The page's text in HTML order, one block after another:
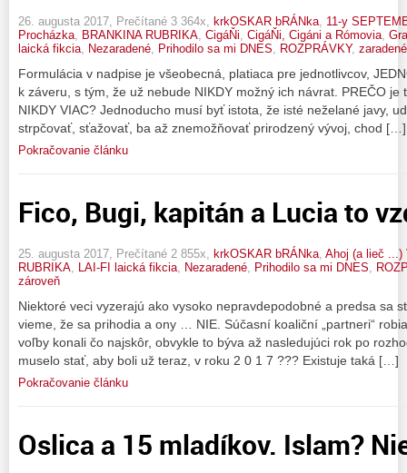
26. augusta 2017, Prečítané 3 364x, krkOSKAR bRÁNka, 11-y
Procházka, BRANKINA RUBRIKA, CigáŇi, CigáŇi, Cigáni a Rómovia,
laická fikcia, Nezaradené, Prihodilo sa mi DNES, ROZPRÁVKY,
Formulácia v nadpise je všeobecná, platiaca pre jednotlivcov,
k záveru, s tým, že už nebude NIKDY možný ich návrat. PREČO
NIKDY VIAC? Jednoducho musí byť istota, že isté neželané javy,
strpčovať, sťažovať, ba až znemožňovať prirodzený vývoj, chod […]
Pokračovanie článku
Fico, Bugi, kapitán a Lucia to
25. augusta 2017, Prečítané 2 855x, krkOSKAR bRÁNka Ahoj (a lieč ...)
RUBRIKA
LAI-FI laická fikcia Nezaradené Prihodilo sa mi DNES
zároveň
Niektoré veci vyzerajú ako vysoko nepravdepodobné a predsa sa
vieme, že sa prihodia a ony … NIE. Súčasní koaliční „partneri“
voľby konali čo najskôr, obvykle to býva až nasledujúci rok po
muselo stať, aby boli už teraz, v roku 2 0 1 7 ??? Existuje taká […]
Pokračovanie článku
Oslica a 15 mladíkov. Islam?